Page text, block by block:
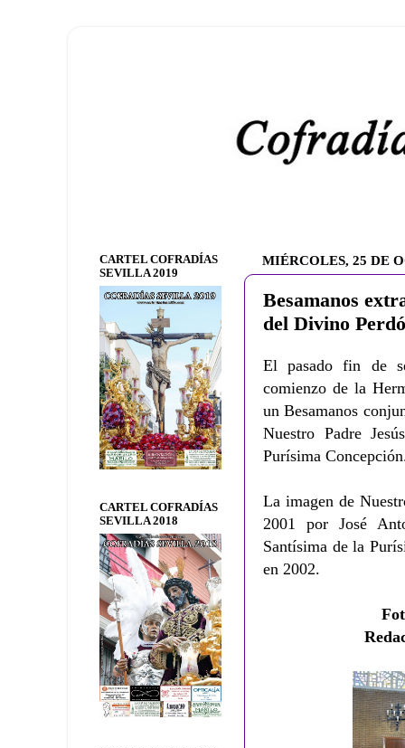
MIÉRCOLES, 25 DE
Besamanos
del Divino
El pasado fin de
comienzo de la
un Besamanos
Nuestro Padre
Purísima
La imagen de
2001 por José
Santísima de la
en 2002.
CARTEL COFRADÍAS
SEVILLA 2019
CARTEL COFRADÍAS
SEVILLA 2018